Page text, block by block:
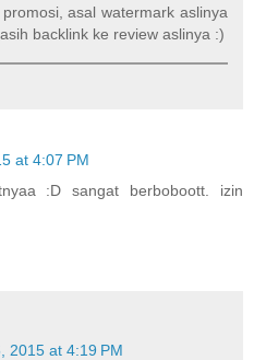
asal watermark aslinya
backlink ke review aslinya :)
at 4:07 PM
:D sangat berboboott. izin
2015 at 4:19 PM